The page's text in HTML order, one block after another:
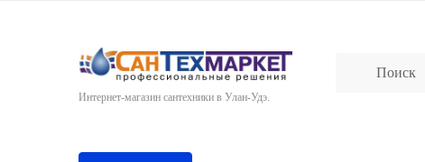
Интернет-магазин сантехники в Улан-Удэ.